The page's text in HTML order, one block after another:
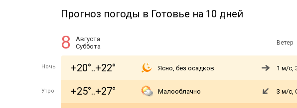
Прогноз погоды в Готовье на 10 дней
8
Августа
Суббота
Ветер
Ночь +20°..+22° Ясно, без осадков 1 м/с,
Утро +25°..+27° Малооблачно 3 м/с,